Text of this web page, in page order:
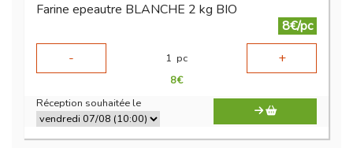
Farine epeautre BLANCHE 2 kg BIO
8€/pc
-
1 pc +
8€
Réception souhaitée le